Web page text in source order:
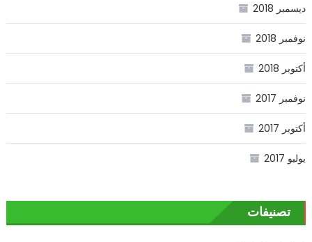
ديسمبر 2018
نوفمبر 2018
أكتوبر 2018
نوفمبر 2017
أكتوبر 2017
يوليو 2017
تصنيفات